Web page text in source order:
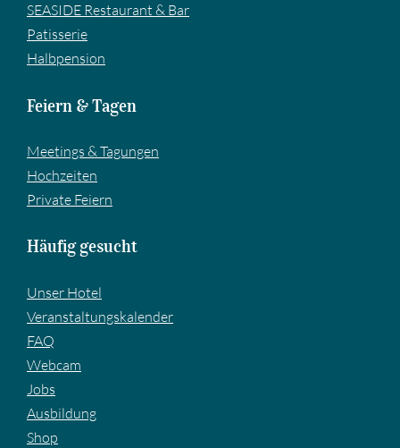
SEASIDE Restaurant & Bar
Pa­tis­se­rie
Halbpension
Feiern & Tagen
Meetings & Tagungen
Hochzeiten
Private Feiern
Häufig gesucht
Unser Hotel
Veranstaltungskalender
FAQ
Webcam
Jobs
Ausbildung
Shop